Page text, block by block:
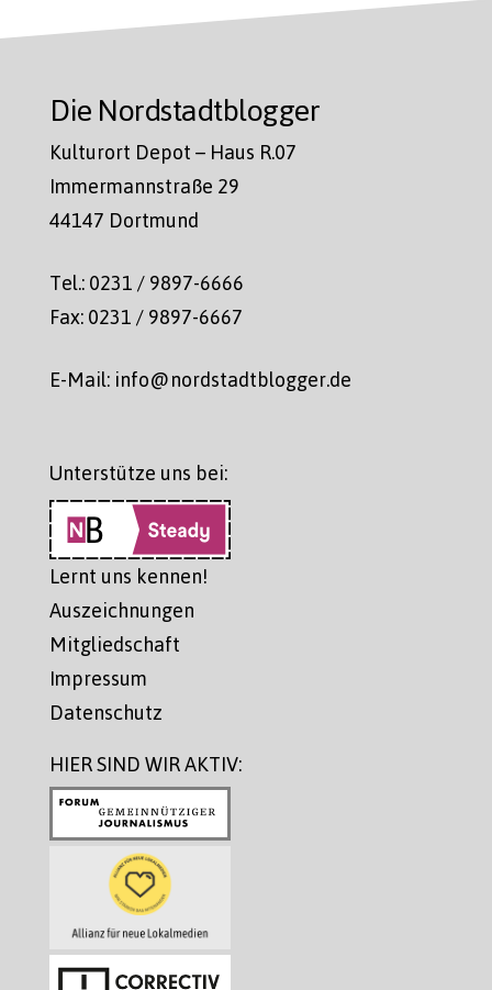
Die Nordstadtblogger
Kulturort Depot – Haus R.07
Immermannstraße 29
44147 Dortmund
Tel.: 0231 / 9897-6666
Fax: 0231 / 9897-6667
E-Mail: info@nordstadtblogger.de
Unterstütze uns bei:
Lernt uns kennen!
Auszeichnungen
Mitgliedschaft
Impressum
Datenschutz
HIER SIND WIR AKTIV: